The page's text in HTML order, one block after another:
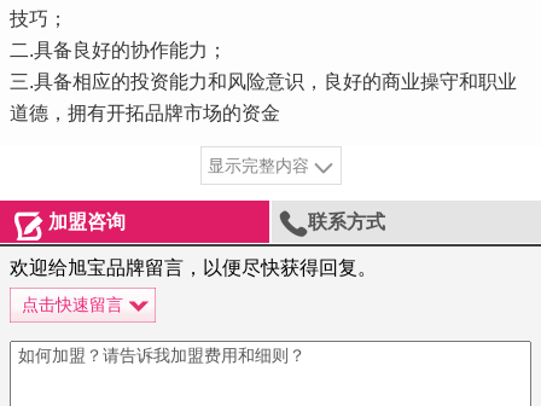
技巧；
二.具备良好的协作能力；
三.具备相应的投资能力和风险意识，良好的商业操守和职业
道德，拥有开拓品牌市场的资金
显示完整内容
加盟咨询 联系方式
欢迎给旭宝品牌留言，以便尽快获得回复。
点击快速留言